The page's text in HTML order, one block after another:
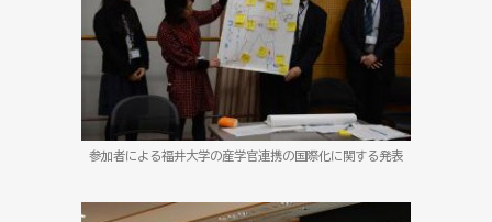
参加者による福井大学の産学官連携の国際化に関する発表